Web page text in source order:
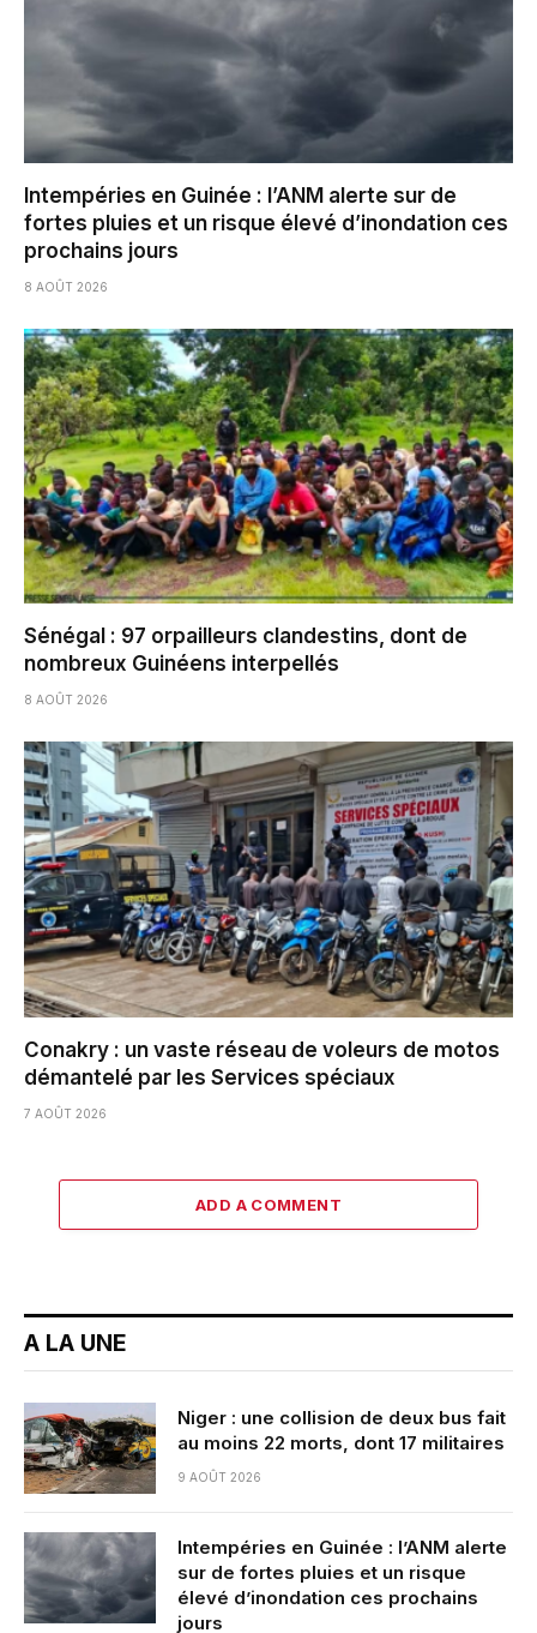
Intempéries en Guinée : l’ANM alerte sur de
fortes pluies et un risque élevé d’inondation ces
prochains jours
8 AOÛT 2026
Sénégal : 97 orpailleurs clandestins, dont de
nombreux Guinéens interpellés
8 AOÛT 2026
Conakry : un vaste réseau de voleurs de motos
démantelé par les Services spéciaux
7 AOÛT 2026
ADD A COMMENT
A LA UNE
Niger : une collision de deux bus fait
au moins 22 morts, dont 17 militaires
9 AOÛT 2026
Intempéries en Guinée : l’ANM alerte
sur de fortes pluies et un risque
élevé d’inondation ces prochains
jours